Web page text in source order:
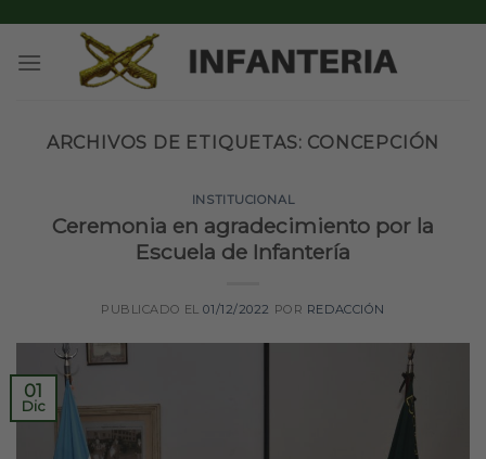
content
ARCHIVOS DE ETIQUETAS: CONCEPCIÓN
INSTITUCIONAL
Ceremonia en agradecimiento por la
Escuela de Infantería
PUBLICADO EL01/12/2022 POR REDACCIÓN
01
Dic